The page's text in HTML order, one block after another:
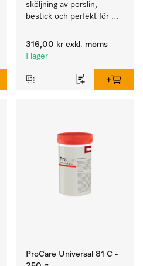
sköljning av porslin,
bestick och perfekt för
316,00 kr exkl. moms
I lager
ProCare Universal 81 C -